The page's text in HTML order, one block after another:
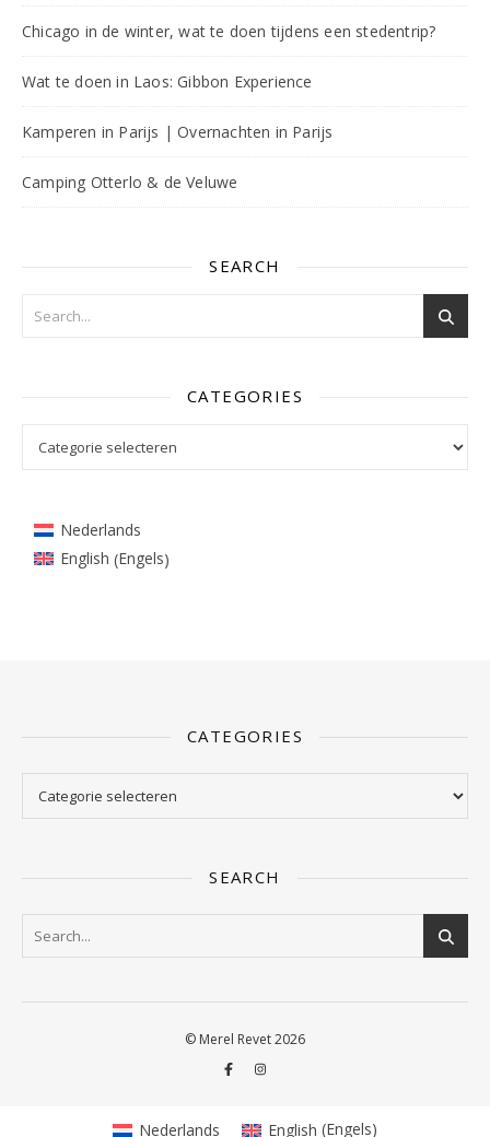
Chicago in de winter, wat te doen tijdens een stedentrip?
Wat te doen in Laos: Gibbon Experience
Kamperen in Parijs | Overnachten in Parijs
Camping Otterlo & de Veluwe
SEARCH
CATEGORIES
Nederlands
English (Engels)
CATEGORIES
Categories
SEARCH
© Merel Revet 2026
Nederlands English (Engels)